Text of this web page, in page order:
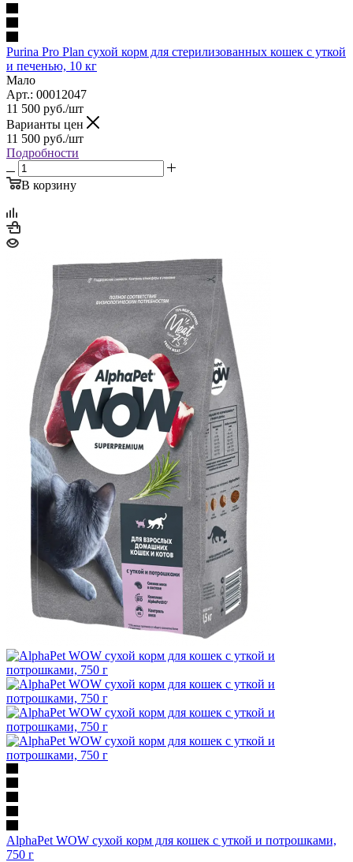
Purina Pro Plan сухой корм для стерилизованных кошек с уткой
и печенью, 10 кг
Мало
Арт.: 00012047
11 500 руб./шт
Варианты цен
11 500 руб./шт
Подробности
В корзину
AlphaPet WOW сухой корм для кошек с уткой и потрошками,
750 г